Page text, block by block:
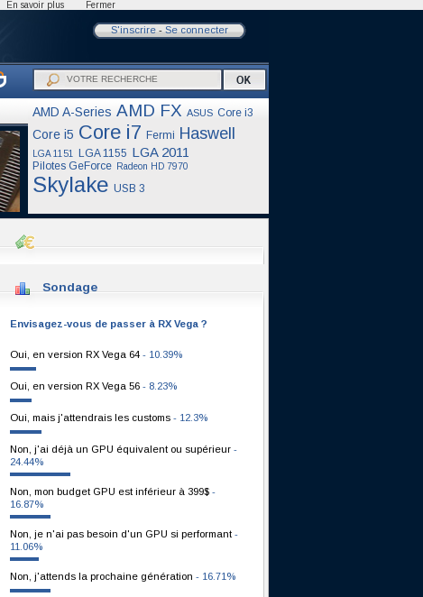
S'inscrire- Se connecter
AMD A-Series AMD FX ASUS Core i3
Core i5 Core i7 Fermi Haswell
LGA 1151 LGA 1155 LGA 2011
Pilotes GeForce Radeon HD 7970
Skylake USB 3
Sondage
Envisagez-vous de passer à RX Vega ?
Oui, en version RX Vega 64 - 10.39%
Oui, en version RX Vega 56 - 8.23%
Oui, mais j'attendrais les customs - 12.3%
Non, j'ai déjà un GPU équivalent ou supérieur -
24.44%
Non, mon budget GPU est inférieur à 399$ -
16.87%
Non, je n'ai pas besoin d'un GPU si performant -
11.06%
Non, j'attends la prochaine génération - 16.71%
En savoir plus Fermer